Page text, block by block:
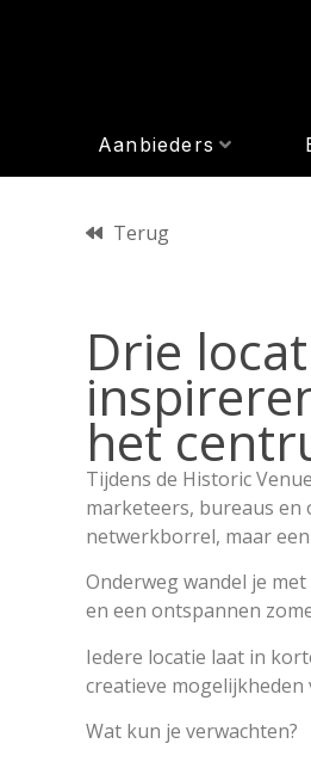
Aanbieders
Terug
Drie
het
Tijdens de Historic
marketeers, bureaus en
netwerkborrel, maar
Onderweg wandel je
en een ontspannen
Iedere locatie laat in
creatieve mogelijkheden
Wat kun je verwachten?